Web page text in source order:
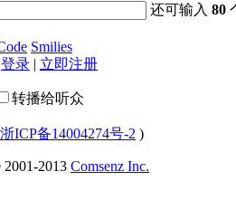
还可输入80
Smilies
登录 | 立即注册
转播给听众
浙ICP备14004274号-2 )
2013 Comsenz Inc.